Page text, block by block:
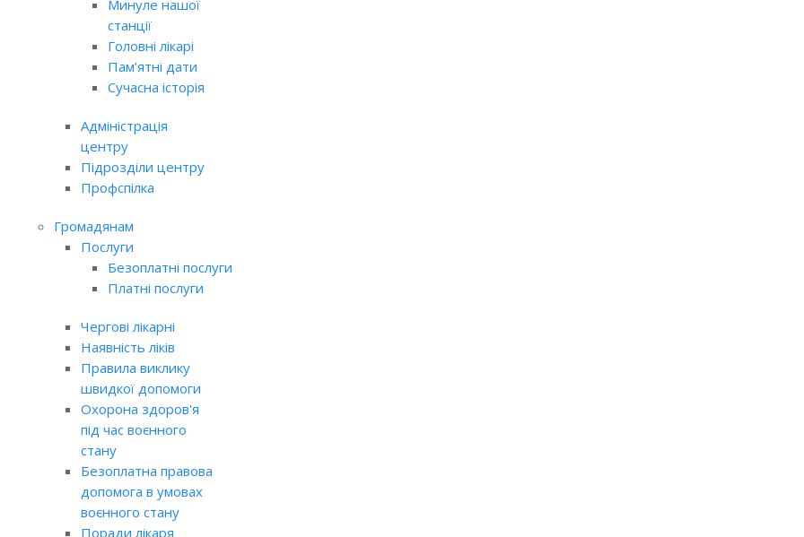
Минуле нашої
станції
Головні лікарі
Пам’ятні дати
Сучасна історія
Адміністрація
центру
Підрозділи центру
Профспілка
Громадянам
Послуги
Безоплатні послуги
Платні послуги
Чергові лікарні
Наявність ліків
Правила виклику
швидкої допомоги
Охорона здоров'я
під час воєнного
стану
Безоплатна правова
допомога в умовах
воєнного стану
Поради лікаря